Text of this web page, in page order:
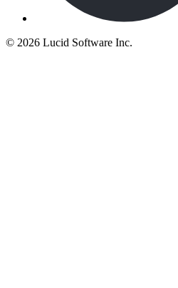
© 2026 Lucid Software Inc.